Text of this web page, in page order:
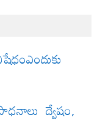
ద్వేషం,